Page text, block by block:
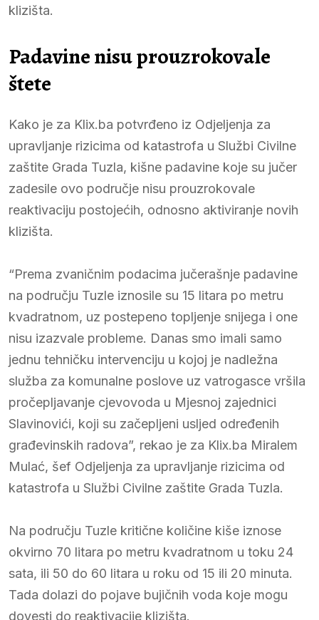
klizišta.
Padavine nisu prouzrokovale
štete
Kako je za Klix.ba potvrđeno iz Odjeljenja za
upravljanje rizicima od katastrofa u Službi Civilne
zaštite Grada Tuzla, kišne padavine koje su jučer
zadesile ovo područje nisu prouzrokovale
reaktivaciju postojećih, odnosno aktiviranje novih
klizišta.
“Prema zvaničnim podacima jučerašnje padavine
na području Tuzle iznosile su 15 litara po metru
kvadratnom, uz postepeno topljenje snijega i one
nisu izazvale probleme. Danas smo imali samo
jednu tehničku intervenciju u kojoj je nadležna
služba za komunalne poslove uz vatrogasce vršila
pročepljavanje cjevovoda u Mjesnoj zajednici
Slavinovići, koji su začepljeni usljed određenih
građevinskih radova”, rekao je za Klix.ba Miralem
Mulać, šef Odjeljenja za upravljanje rizicima od
katastrofa u Službi Civilne zaštite Grada Tuzla.
Na području Tuzle kritične količine kiše iznose
okvirno 70 litara po metru kvadratnom u toku 24
sata, ili 50 do 60 litara u roku od 15 ili 20 minuta.
Tada dolazi do pojave bujičnih voda koje mogu
dovesti do reaktivacije klizišta.